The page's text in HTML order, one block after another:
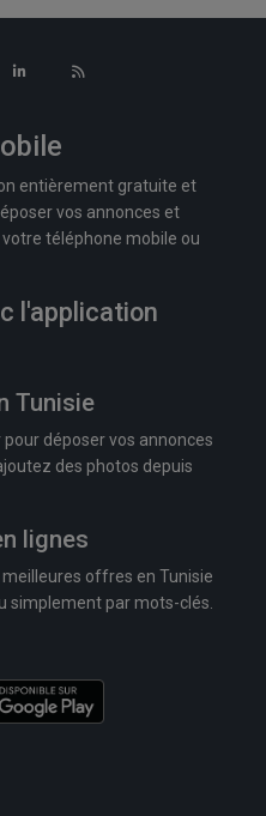
entièrement gratuite et
vos annonces et
téléphone mobile ou
l'application
Tunisie
déposer vos annonces
des photos depuis
lignes
offres en Tunisie
simplement par mots-clés.